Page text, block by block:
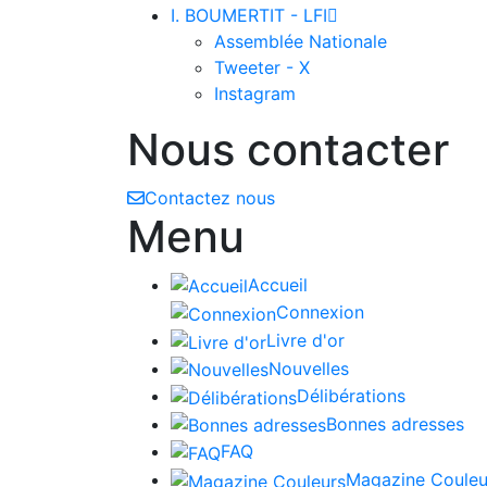
I. BOUMERTIT - LFI
Assemblée Nationale
Tweeter - X
Instagram
Nous contacter
Contactez nous
Menu
Accueil
Connexion
Livre d'or
Nouvelles
Délibérations
Bonnes adresses
FAQ
Magazine